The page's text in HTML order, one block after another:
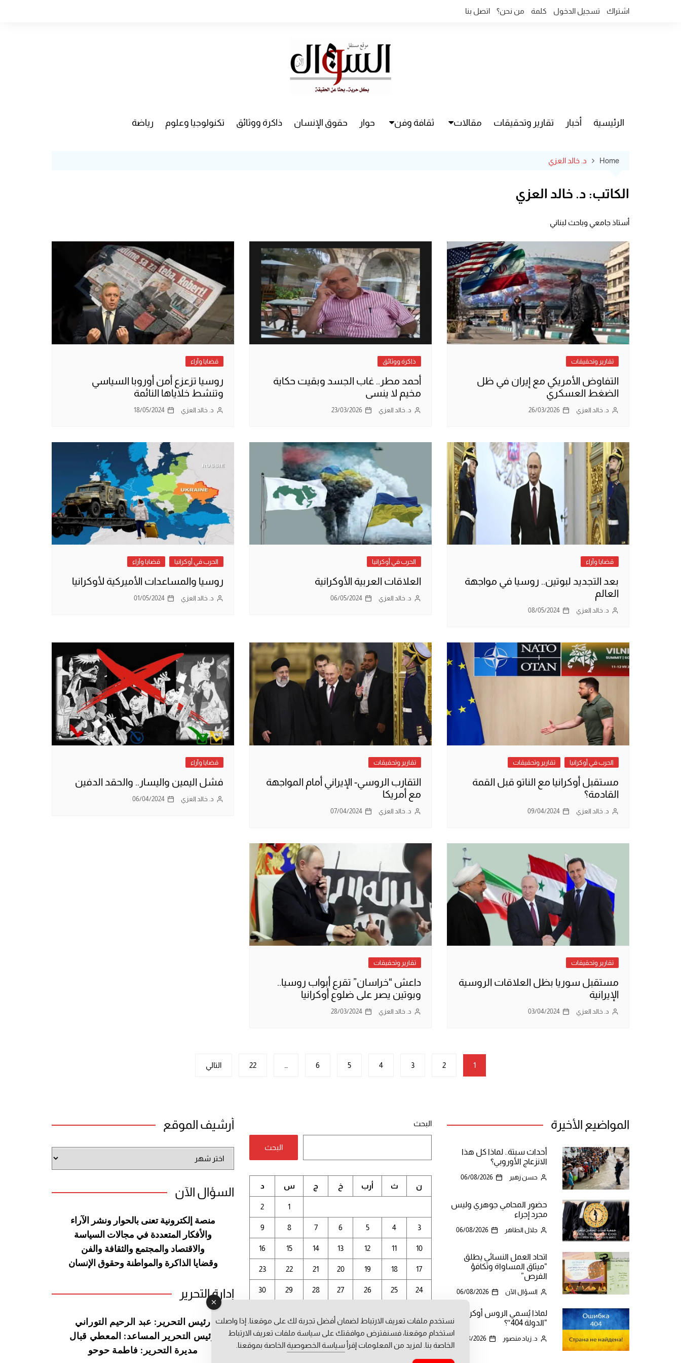
اشتراك تسجيل الدخول كلمة من نحن؟ اتصل بنا
الرئيسية أخبار تقارير وتحقيقات مقالات ثقافة وفن حوار حقوق الإنسان ذاكرة ووثائق تكنولوجيا وعلوم رياضة
Home د. خالد العزي
الكاتب: د. خالد العزي
أستاذ جامعي وباحث لبناني
تقارير وتحقيقات
التفاوض الأمريكي مع إيران في ظل
الضغط العسكري
د. خالد العزي 26/03/2026
ذاكرة ووثائق
أحمد مطر.. غاب الجسد وبقيت حكاية
مخيم لا ينسى
د. خالد العزي 23/03/2026
قضايا وآراء
روسيا تزعزع أمن أوروبا السياسي
وتنشط خلاياها النائمة
د. خالد العزي 18/05/2024
قضايا وآراء
بعد التجديد لبوتين.. روسيا في مواجهة
العالم
د. خالد العزي 08/05/2024
الحرب في أوكرانيا
العلاقات العربية الأوكرانية
د. خالد العزي 06/05/2024
الحرب في أوكرانيا قضايا وآراء
روسيا والمساعدات الأميركية لأوكرانيا
د. خالد العزي 01/05/2024
الحرب في أوكرانيا تقارير وتحقيقات
مستقبل أوكرانيا مع الناتو قبل القمة
القادمة؟
د. خالد العزي 09/04/2024
تقارير وتحقيقات
التقارب الروسي- الإيراني أمام المواجهة
مع أمريكا
د. خالد العزي 07/04/2024
قضايا وآراء
فشل اليمين واليسار.. والحقد الدفين
د. خالد العزي 06/04/2024
تقارير وتحقيقات
مستقبل سوريا بظل العلاقات الروسية
الإيرانية
د. خالد العزي 03/04/2024
تقارير وتحقيقات
داعش “خراسان” تقرع أبواب روسيا..
وبوتين يصر على ضلوع أوكرانيا
د. خالد العزي 28/03/2024
1
2
3
4
5
6
22 التالي
المواضيع الأخيرة
أحداث سبتة.. لماذا كل هذا
الانزعاج الأوروبي؟
حسن زهير 06/08/2026
حضور المحامي جوهري وليس
مجرد إجراء
جلال الطاهر 06/08/2026
اتحاد العمل النسائي يطلق
“ميثاق المساواة وتكافؤ
الفرص”
السؤال الآن 06/08/2026
لماذا يُسمي الروس أوكرانيا
“الدولة 404″؟
د. زياد منصور 06/08/2026
البحث
البحث
أغسطس 2026
ن ث أرب خ ج س د
1
2
3
4
5
6
7
8
9
10
11
12
13
14
15
16
17
18
19
20
21
22
23
24
25
26
27
28
29
30
« يوليو
أرشيف الموقع
الموقع
السؤال الآن
منصة إلكترونية تعنى بالحوار ونشر الآراء
والأفكار المتعددة في مجالات السياسة
والاقتصاد والمجتمع والثقافة والفن
وقضايا الذاكرة والمواطنة وحقوق الإنسان
إدارة التحرير
رئيس التحرير: عبد الرحيم التوراني
رئيس التحرير المساعد: المعطي قبال
مديرة التحرير: فاطمة حوحو
نستخدم ملفات تعريف الارتباط لضمان أفضل تجربة لك على موقعنا. إذا واصلت
استخدام موقعنا، فسنفترض موافقتك على سياسة ملفات تعريف الارتباط
الخاصة بنا. لمزيد من المعلومات إقرأ سياسة الخصوصيةالخاصة بموقعنا.